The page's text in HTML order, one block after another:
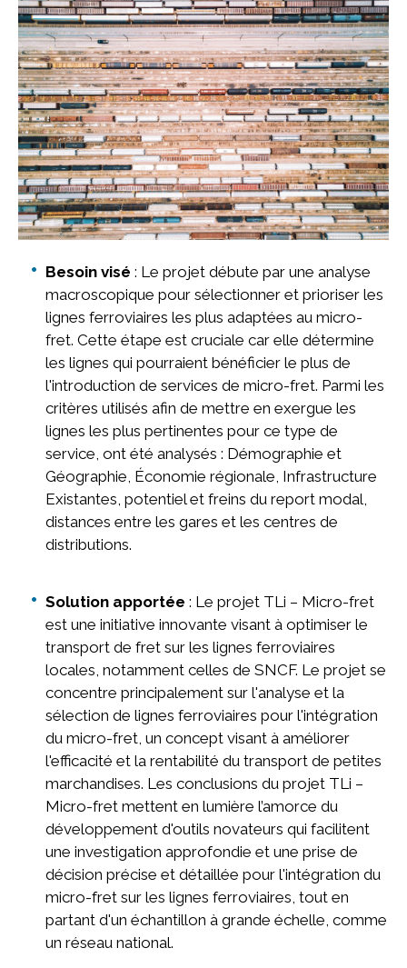
Besoin visé : Le projet débute par une analyse
macroscopique pour sélectionner et prioriser les
lignes ferroviaires les plus adaptées au micro-
fret. Cette étape est cruciale car elle détermine
les lignes qui pourraient bénéficier le plus de
l'introduction de services de micro-fret. Parmi les
critères utilisés afin de mettre en exergue les
lignes les plus pertinentes pour ce type de
service, ont été analysés : Démographie et
Géographie, Économie régionale, Infrastructure
Existantes, potentiel et freins du report modal,
distances entre les gares et les centres de
distributions.
Solution apportée : Le projet TLi – Micro-fret
est une initiative innovante visant à optimiser le
transport de fret sur les lignes ferroviaires
locales, notamment celles de SNCF. Le projet se
concentre principalement sur l'analyse et la
sélection de lignes ferroviaires pour l'intégration
du micro-fret, un concept visant à améliorer
l'efficacité et la rentabilité du transport de petites
marchandises. Les conclusions du projet TLi –
Micro-fret mettent en lumière l’amorce du
développement d'outils novateurs qui facilitent
une investigation approfondie et une prise de
décision précise et détaillée pour l'intégration du
micro-fret sur les lignes ferroviaires, tout en
partant d'un échantillon à grande échelle, comme
un réseau national.